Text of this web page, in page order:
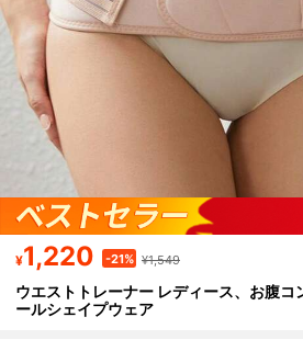
¥1,220 -21% ¥1,549
ウエストトレーナー レディース、お腹コ
ールシェイプウェア